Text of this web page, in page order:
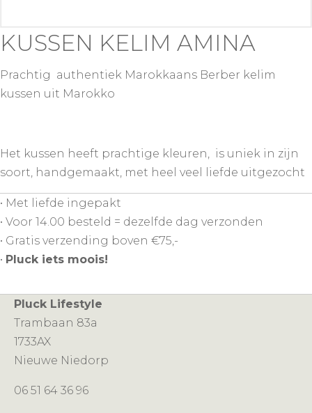
KUSSEN KELIM AMINA
Prachtig authentiek Marokkaans Berber kelim
kussen uit Marokko
Het kussen heeft prachtige kleuren, is uniek in zijn
soort, handgemaakt, met heel veel liefde uitgezocht
• Met liefde ingepakt
• Voor 14.00 besteld = dezelfde dag verzonden
• Gratis verzending boven €75,-
• Pluck iets moois!
Pluck Lifestyle
Trambaan 83a
1733AX
Nieuwe Niedorp
06 51 64 36 96